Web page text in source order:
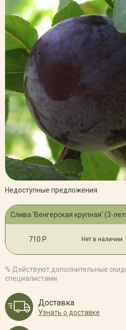
Недоступные предложения
Слива 'Венгерская крупная' (3-
710 Р Нет в наличии
% Действуют дополнительные
специалистами
Доставка
Узнать о доставке